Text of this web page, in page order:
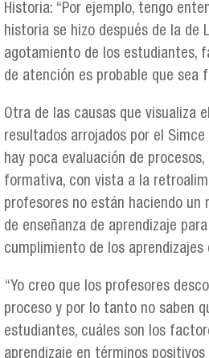
Historia: “Por ejemplo, tengo
historia se hizo después de la de
agotamiento de los estudiantes,
de atención es probable que sea
Otra de las causas que visualiza
resultados arrojados por el
hay poca evaluación de
formativa, con vista a la
profesores no están haciendo un
de enseñanza de aprendizaje
cumplimiento de los
“Yo creo que los profesores
proceso y por lo tanto no saben
estudiantes, cuáles son los
aprendizaje en términos positivos